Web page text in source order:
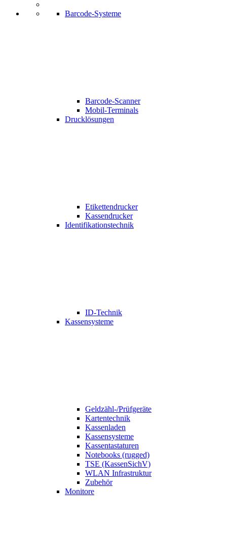
Barcode-Systeme
Barcode-Scanner
Mobil-Terminals
Drucklösungen
Etikettendrucker
Kassendrucker
Identifikationstechnik
ID-Technik
Kassensysteme
Geldzähl-/Prüfgeräte
Kartentechnik
Kassenladen
Kassensysteme
Kassentastaturen
Notebooks (rugged)
TSE (KassenSichV)
WLAN Infrastruktur
Zubehör
Monitore